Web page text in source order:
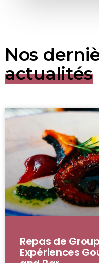
Nos
actualités
Repas de
Expériences